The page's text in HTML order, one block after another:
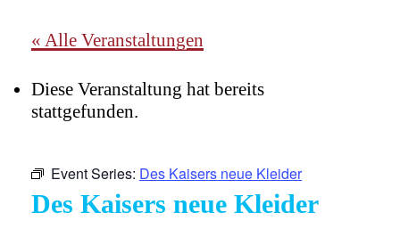
« Alle Veranstaltungen
Diese Veranstaltung hat bereits
stattgefunden.
Event Series: Des Kaisers neue Kleider
Des Kaisers neue Kleider